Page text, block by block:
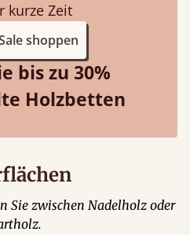
kurze Zeit
shoppen
bis zu 30%
Holzbetten
Sie zwischen Nadelholz oder